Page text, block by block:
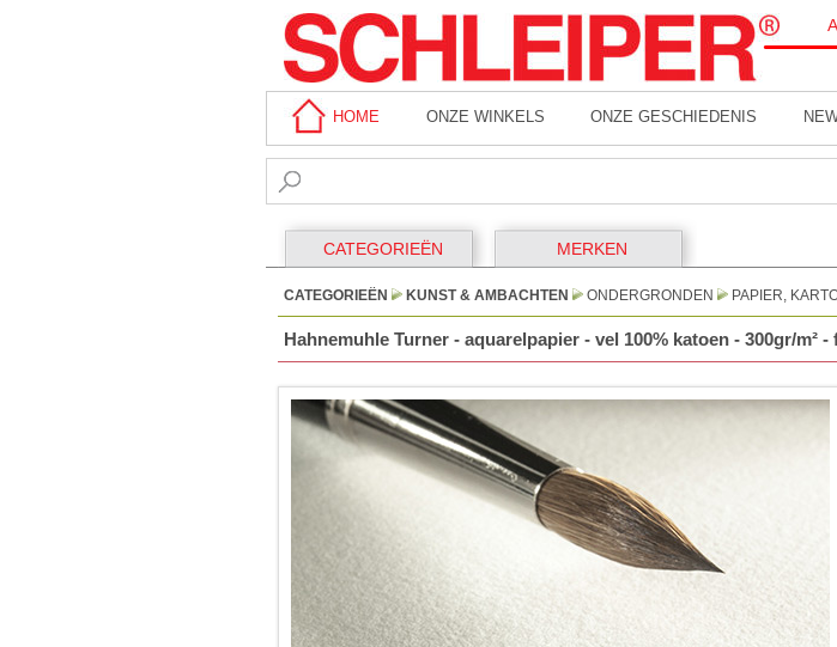
HOME ONZE WINKELS ONZE GESCHIEDENIS
CATEGORIEËN MERKEN
CATEGORIEËN KUNST & AMBACHTEN ONDERGRONDEN PAPIER,
Hahnemuhle Turner - aquarelpapier - vel 100% katoen - 300gr/m²